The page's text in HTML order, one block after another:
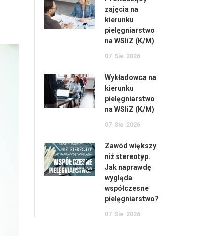
zajęcia na
kierunku
pielęgniarstwo
na WSIiZ (K/M)
07 Sie 2026
Wykładowca na
kierunku
pielęgniarstwo
na WSIiZ (K/M)
07 Sie 2026
Zawód większy
niż stereotyp.
Jak naprawdę
wygląda
współczesne
pielęgniarstwo?
07 Sie 2026